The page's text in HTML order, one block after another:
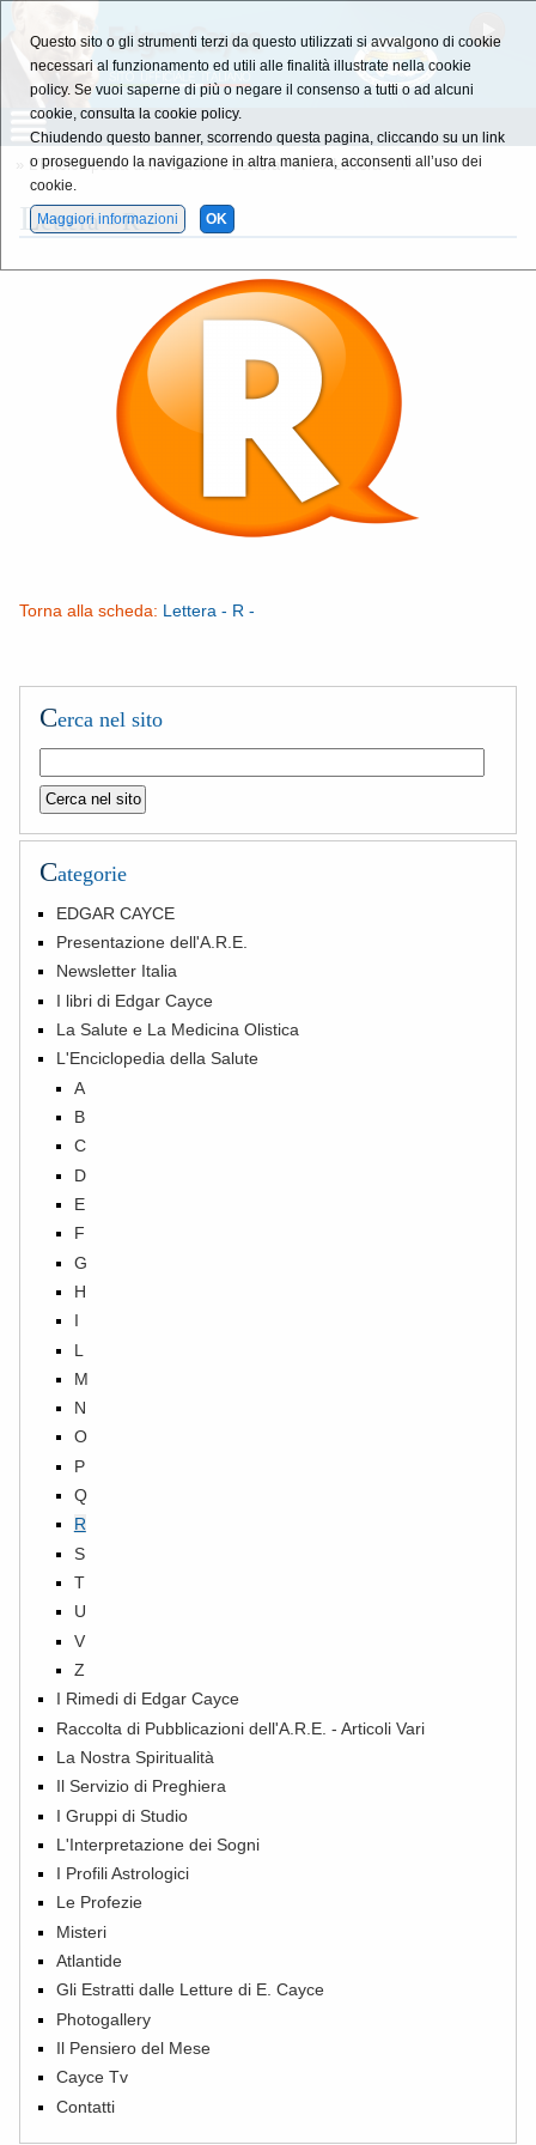
L'Enciclopedia della Salute » Lettera - R - »Lettera - R -
Lettera - R -
Torna alla scheda: Lettera - R -
Cerca nel sito
Categorie
EDGAR CAYCE
Presentazione dell'A.R.E.
Newsletter Italia
I libri di Edgar Cayce
La Salute e La Medicina Olistica
L'Enciclopedia della Salute
A
B
C
D
E
F
G
H
I
L
M
N
O
P
Q
R
S
T
U
V
Z
I Rimedi di Edgar Cayce
Raccolta di Pubblicazioni dell'A.R.E. - Articoli Vari
La Nostra Spiritualità
Il Servizio di Preghiera
I Gruppi di Studio
L'Interpretazione dei Sogni
I Profili Astrologici
Le Profezie
Misteri
Atlantide
Gli Estratti dalle Letture di E. Cayce
Photogallery
Il Pensiero del Mese
Cayce Tv
Contatti
Questo sito o gli strumenti terzi da questo utilizzati si avvalgono di cookie
necessari al funzionamento ed utili alle finalità illustrate nella cookie
policy. Se vuoi saperne di più o negare il consenso a tutti o ad alcuni
cookie, consulta la cookie policy.
Chiudendo questo banner, scorrendo questa pagina, cliccando su un link
o proseguendo la navigazione in altra maniera, acconsenti all’uso dei
cookie.
Maggiori informazioni
OK